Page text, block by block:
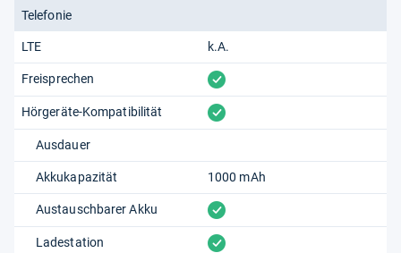
Telefonie
LTE k.A.
Freisprechen vorhanden
Hörgeräte-Kompatibilität vorhanden
Ausdauer
Akkukapazität 1000 mAh
Austauschbarer Akku vorhanden
Ladestation vorhanden